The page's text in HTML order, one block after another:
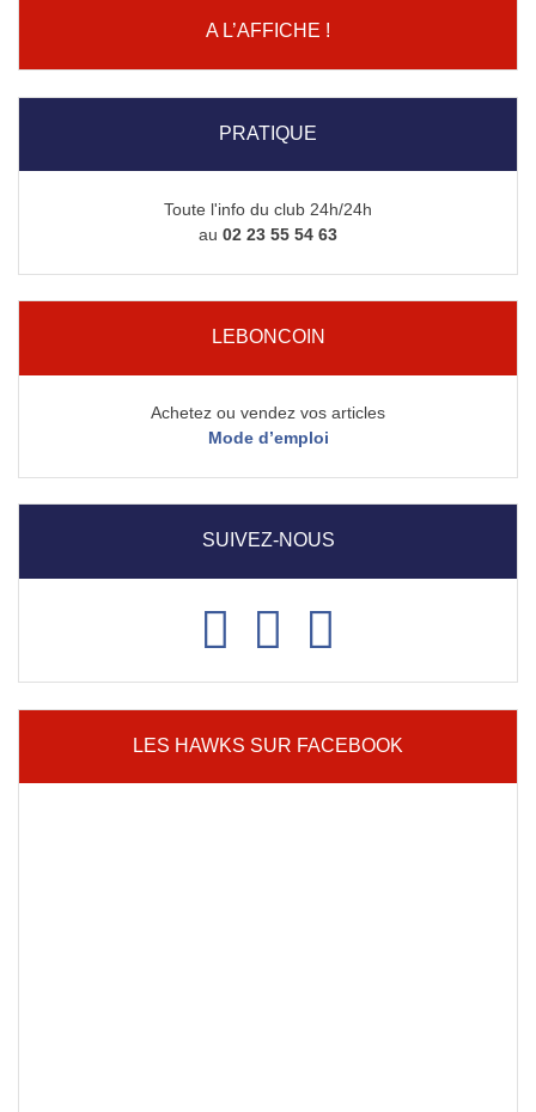
A L’AFFICHE !
PRATIQUE
Toute l'info du club 24h/24h
au 02 23 55 54 63
LEBONCOIN
Achetez ou vendez vos articles
Mode d’emploi
SUIVEZ-NOUS
LES HAWKS SUR FACEBOOK